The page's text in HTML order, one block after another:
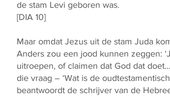
de stam Levi geboren was.
[DIA 10]
Maar omdat Jezus uit de stam Juda
Anders zou een jood kunnen zeggen:
uitroepen, of claimen dat God dat
die vraag – ‘Wat is de
beantwoordt de schrijver van de